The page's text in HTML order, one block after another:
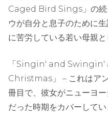
Caged Bird Sings」の続
ウが自分と息子のために
に苦労している若い母親と
「Singin' and
Christmas」 – これはア
冊目で、彼女がニューヨ
だった時期をカバーしてい